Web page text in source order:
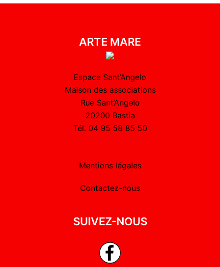
ARTE MARE
Espace Sant’Angelo
Maison des associations
Rue Sant’Angelo
20200 Bastia
Tél. 04 95 58 85 50
Mentions légales
Contactez-nous
SUIVEZ-NOUS